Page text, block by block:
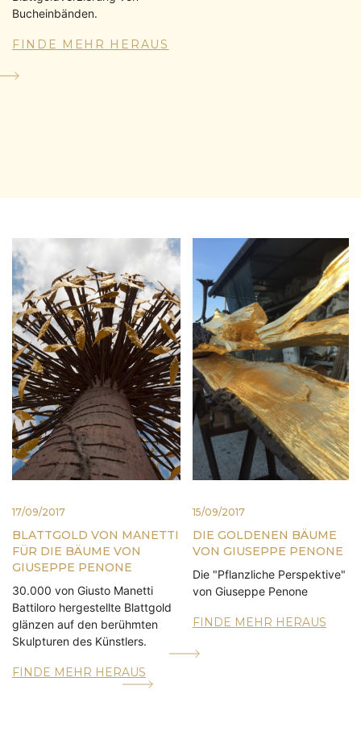
Bucheinbänden.
FINDE MEHR HERAUS
17/09/2017
BLATTGOLD VON MANETTI
FÜR DIE BÄUME VON
GIUSEPPE PENONE
30.000 von Giusto Manetti
Battiloro hergestellte Blattgold
glänzen auf den berühmten
Skulpturen des Künstlers.
FINDE MEHR HERAUS
15/09/2017
DIE GOLDENEN BÄUME
VON GIUSEPPE PENONE
Die "Pflanzliche Perspektive"
von Giuseppe Penone
FINDE MEHR HERAUS